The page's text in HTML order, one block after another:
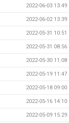
2022-06-03 13:49
2022-06-02 13:39
2022-05-31 10:51
2022-05-31 08:56
2022-05-30 11:08
2022-05-19 11:47
2022-05-18 09:00
2022-05-16 14:10
2022-05-09 15:29